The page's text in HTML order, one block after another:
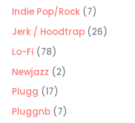
productos
Indie Pop/Rock 77
productos
Jerk / Hoodtrap 2626
Lo-Fi 7878
productos
Newjazz 22
Plugg 1717
productos
Pluggnb 77